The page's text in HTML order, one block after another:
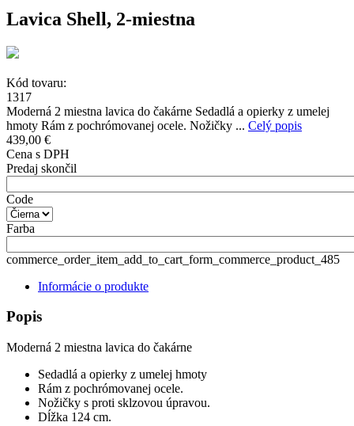
Lavica Shell, 2-miestna
Kód tovaru:
1317
Moderná 2 miestna lavica do čakárne Sedadlá a opierky z umelej
hmoty Rám z pochrómovanej ocele. Nožičky ... Celý popis
439,00 €
Cena s DPH
Predaj skončil
Code
Farba
commerce_order_item_add_to_cart_form_commerce_product_485
Informácie o produkte
Popis
Moderná 2 miestna lavica do čakárne
Sedadlá a opierky z umelej hmoty
Rám z pochrómovanej ocele.
Nožičky s proti sklzovou úpravou.
Dĺžka 124 cm.